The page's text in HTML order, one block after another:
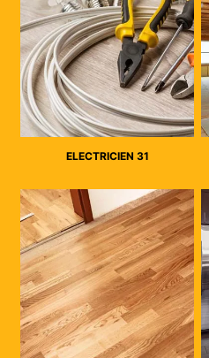
ELECTRICIEN 31